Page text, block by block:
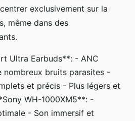
exclusivement sur la
même dans des
Ultra Earbuds**: - ANC
bruits parasites -
et précis - Plus légers et
WH-1000XM5**: -
- Son immersif et